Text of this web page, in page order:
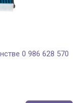
0 986 628 570